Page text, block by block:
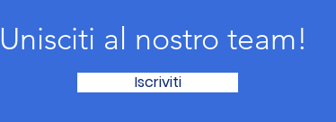
Unisciti al nostro team!
Iscriviti